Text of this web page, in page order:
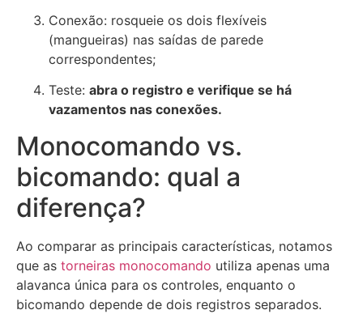
Conexão: rosqueie os dois flexíveis
(mangueiras) nas saídas de parede
correspondentes;
Teste: abra o registro e verifique se há
vazamentos nas conexões.
Monocomando vs.
bicomando: qual a
diferença?
Ao comparar as principais características, notamos
que as torneiras monocomando utiliza apenas uma
alavanca única para os controles, enquanto o
bicomando depende de dois registros separados.